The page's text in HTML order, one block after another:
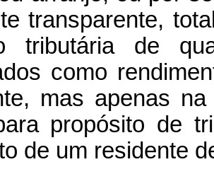
transparente,
tributária de
como
mas apenas
propósito de
de um residente